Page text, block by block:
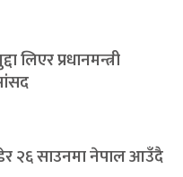
लिएर प्रधानमन्त्री
२६ साउनमा नेपाल आउँदै